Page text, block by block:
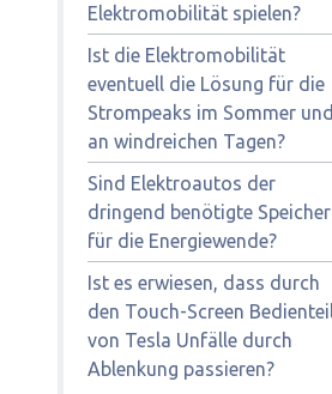
Elektromobilität spielen?
Ist die Elektromobilität
eventuell die Lösung für die
Strompeaks im Sommer und
an windreichen Tagen?
Sind Elektroautos der
dringend benötigte Speicher
für die Energiewende?
Ist es erwiesen, dass durch
den Touch-Screen Bedienteil
von Tesla Unfälle durch
Ablenkung passieren?